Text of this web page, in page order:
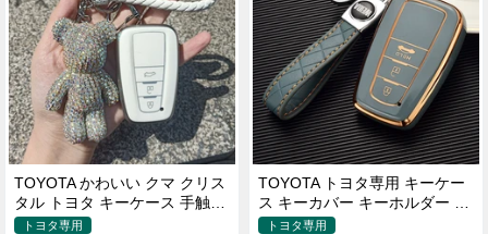
TOYOTA かわいい クマ クリス
タル トヨタ キーケース 手触り
いい 高級 傷防止
トヨタ専用
TOYOTA トヨタ専用 キーケー
ス キーカバー キーホルダー ス
タイリッシュ オシャレ 汚れ防
トヨタ専用